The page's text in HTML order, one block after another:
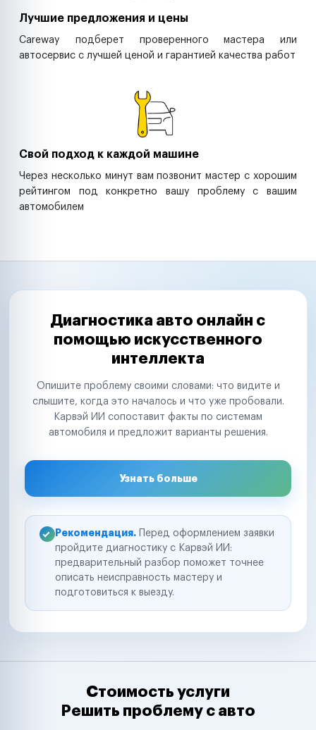
Лучшие предложения и цены
Careway подберет проверенного мастера или
автосервис с лучшей ценой и гарантией качества работ
Свой подход к каждой машине
Через несколько минут вам позвонит мастер с хорошим
рейтингом под конкретно вашу проблему с вашим
автомобилем
Диагностика авто онлайн с
помощью искусственного
интеллекта
Опишите проблему своими словами: что видите и
слышите, когда это началось и что уже пробовали.
Карвэй ИИ сопоставит факты по системам
автомобиля и предложит варианты решения.
Узнать больше
Рекомендация. Перед оформлением заявки
пройдите диагностику с Карвэй ИИ:
предварительный разбор поможет точнее
описать неисправность мастеру и
подготовиться к выезду.
Стоимость услуги
Решить проблему с авто